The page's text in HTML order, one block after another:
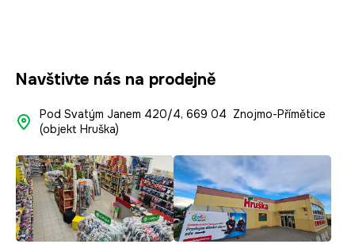
Navštivte nás na prodejně
Pod Svatým Janem 420/4, 669 04 Znojmo-Přímětice
(objekt Hruška)